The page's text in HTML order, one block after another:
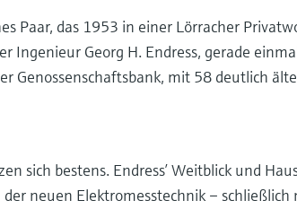
Paar, das 1953 in einer Lörracher
Ingenieur Georg H. Endress, gerade
Genossenschaftsbank, mit 58 deutlich
sich bestens. Endress’ Weitblick und
neuen Elektromesstechnik –